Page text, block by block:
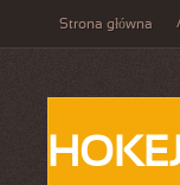
Strona główna